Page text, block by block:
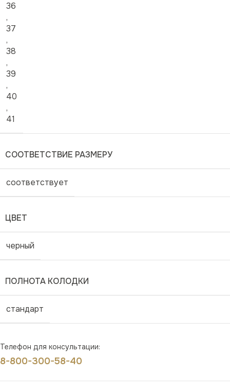
36
,
37
,
38
,
39
,
40
,
41
СООТВЕТСТВИЕ РАЗМЕРУ
соответствует
ЦВЕТ
черный
ПОЛНОТА КОЛОДКИ
стандарт
Телефон для консультации:
8-800-300-58-40